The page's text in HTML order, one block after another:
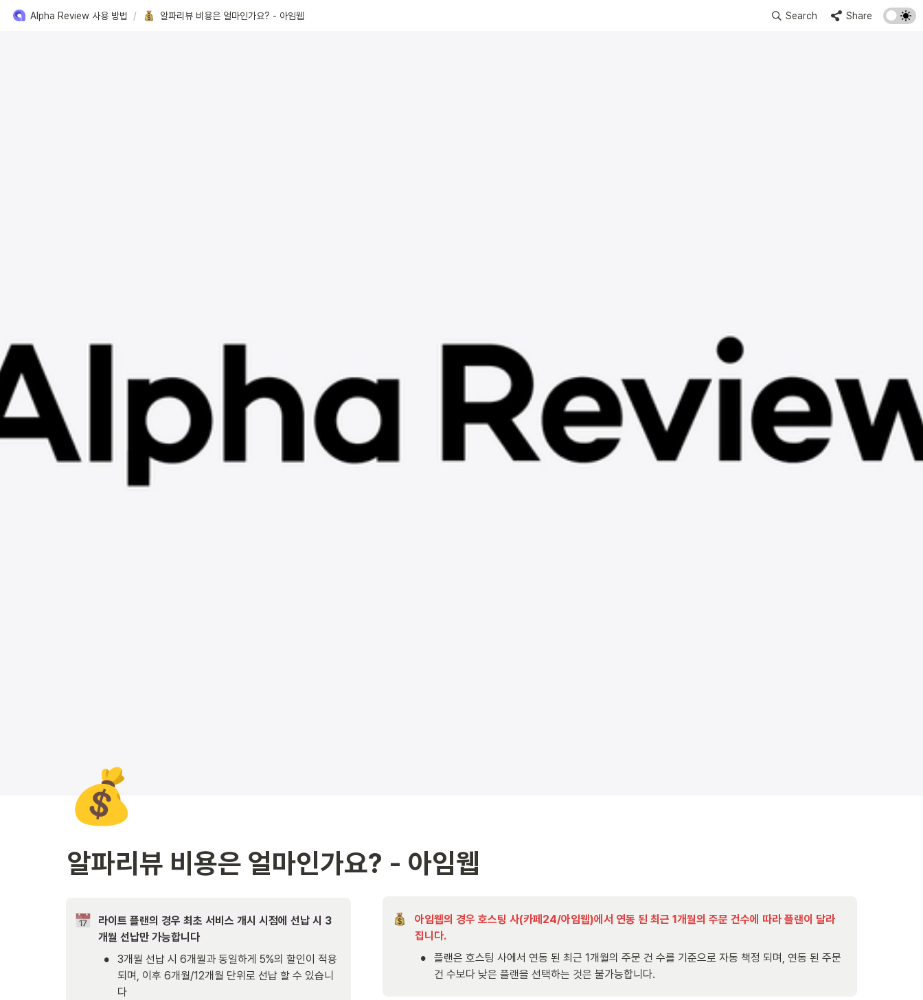
Alpha Review 사용 방법 / 알파리뷰 비용은 얼마인가요? - 아임웹 Search Share
💰
알파리뷰 비용은 얼마인가요? - 아임웹
라이트 플랜의 경우 최초 서비스 개시 시점에 선납 시 3
개월 선납만 가능합니다
•
3개월 선납 시 6개월과 동일하게 5%의 할인이 적용
되며, 이후 6개월/12개월 단위로 선납 할 수 있습니
다
아임웹의 경우 호스팅 사(카페24/아임웹)에서 연동 된 최근 1개월의 주문 건수에 따라 플랜이 달라
집니다.
•
플랜은 호스팅 사에서 연동 된 최근 1개월의 주문 건 수를 기준으로 자동 책정 되며, 연동 된 주문
건 수보다 낮은 플랜을 선택하는 것은 불가능합니다.